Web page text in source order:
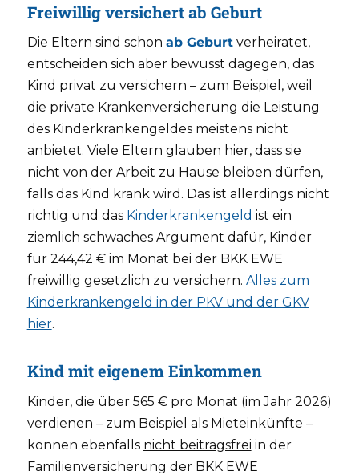
Freiwillig versichert ab Geburt
Die Eltern sind schon ab Geburtverheiratet,
entscheiden sich aber bewusst dagegen, das
Kind privat zu versichern – zum Beispiel, weil
die private Krankenversicherung die Leistung
des Kinderkrankengeldes meistens nicht
anbietet. Viele Eltern glauben hier, dass sie
nicht von der Arbeit zu Hause bleiben dürfen,
falls das Kind krank wird. Das ist allerdings nicht
richtig und das Kinderkrankengeld ist ein
ziemlich schwaches Argument dafür, Kinder
für 244,42 € im Monat bei der BKK EWE
freiwillig gesetzlich zu versichern. Alles zum
Kinderkrankengeld in der PKV und der GKV
hier.
Kind mit eigenem Einkommen
Kinder, die über 565 € pro Monat (im Jahr 2026)
verdienen – zum Beispiel als Mieteinkünfte –
können ebenfalls nicht beitragsfrei in der
Familienversicherung der BKK EWE